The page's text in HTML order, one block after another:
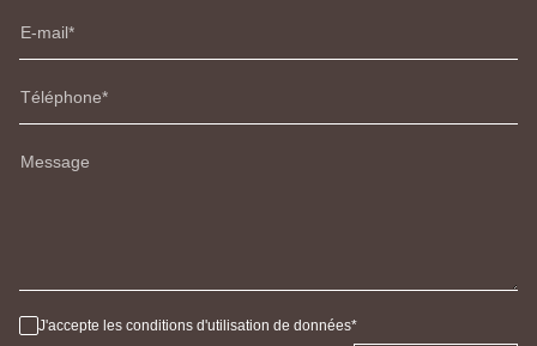
E-mail
Téléphone
Message
J'accepte les conditions d'utilisation de données